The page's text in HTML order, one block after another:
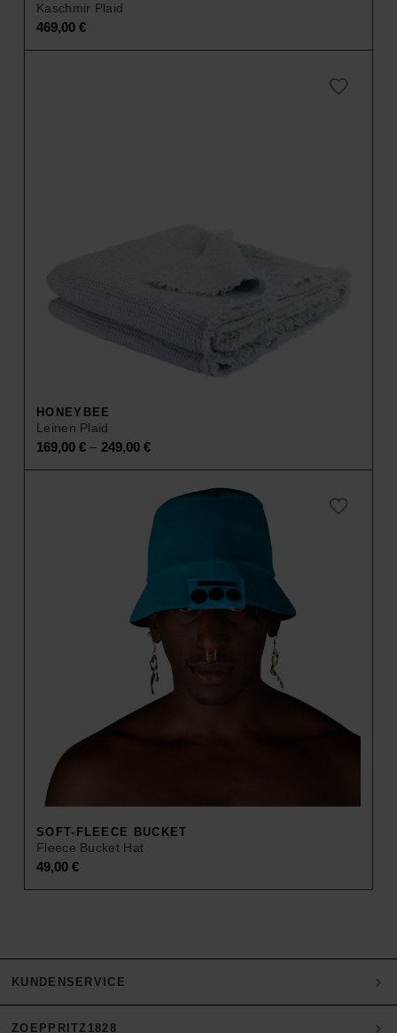
Kaschmir Plaid
469,00 €
HONEYBEE
Leinen Plaid
169,00 € – 249,00 €
SOFT-FLEECE BUCKET
Fleece Bucket Hat
49,00 €
KUNDENSERVICE
Mein Konto
ZOEPPRITZ1828